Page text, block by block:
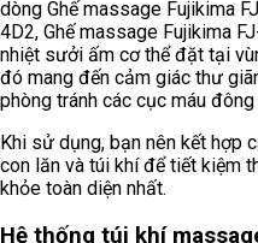
dòng Ghế massage Fujikima
4D2, Ghế massage Fujikima
nhiệt sưởi ấm cơ thể đặt tại
đó mang đến cảm giác thư
phòng tránh các cục máu đông
Khi sử dụng, bạn nên kết hợp
con lăn và túi khí để tiết kiệm
khỏe toàn diện nhất.
Hệ thống túi khí